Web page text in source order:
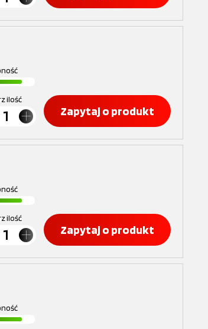
ilość
Zapytaj o produkt
ilość
Zapytaj o produkt